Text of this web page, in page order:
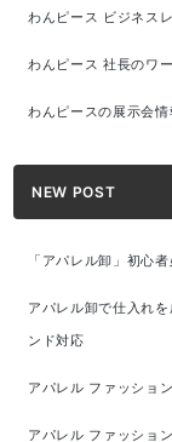
わんピース ビジネス
わんピース 社長のワ
わんピースの展示会情
NEW POST
「アパレル卸」初心
アパレル卸で仕入れ
ンド対応
アパレル ファッショ
アパレル ファッショ